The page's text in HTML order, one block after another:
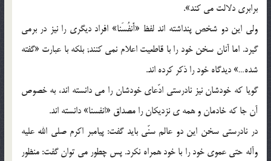
برابرى دلالت مى کند».
ولى این دو شخص پنداشته اند لفظ «أَنفُسَنا» افراد دیگرى را نیز در برمى
گیرد. اما آنان سخن خود را با قاطعیت اعلام نمى کنند; بلکه با عبارت «گفته
شده…» دیدگاه خود را ذکر کرده اند.
گویا که خودشان نیز نادرستى ادّعاى خودشان را مى دانسته اند، به خصوص
آن جا که خادمان و همه ی نزدیکان را مصداق «انفسنا» دانسته اند.
در نادرستى سخن این دو عالم سنّى باید گفت: پیامبر اکرم صلى الله علیه
وآله حتى عموى خود را با خود همراه نکرد. پس چطور مى توان گفت: منظور